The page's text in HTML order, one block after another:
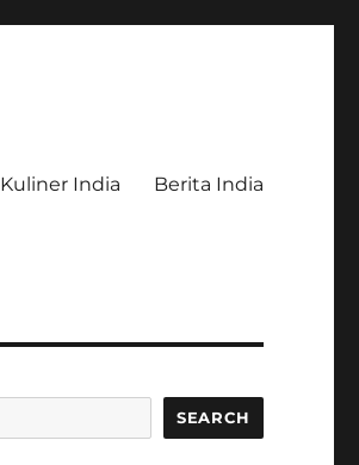
Kuliner India Berita India
SEARCH